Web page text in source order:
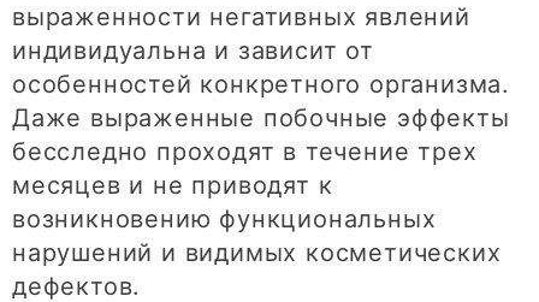
выраженности негативных явлений
индивидуальна и зависит от
особенностей конкретного организма.
Даже выраженные побочные эффекты
бесследно проходят в течение трех
месяцев и не приводят к
возникновению функциональных
нарушений и видимых косметических
дефектов.